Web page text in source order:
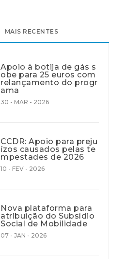
MAIS RECENTES
Apoio à botija de gás s
obe para 25 euros com
relançamento do progr
ama
30 - MAR - 2026
CCDR: Apoio para preju
ízos causados pelas te
mpestades de 2026
10 - FEV - 2026
Nova plataforma para
atribuição do Subsídio
Social de Mobilidade
07 - JAN - 2026